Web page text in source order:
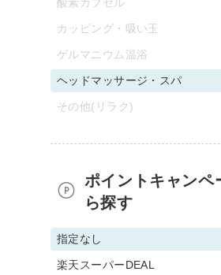
カッピング・吸い玉
ゲルマニウム温浴
ヘッドマッサージ・スパ
その他(リラク)
ポイントキャンペ
ら探す
指定なし
楽天スーパーDEAL